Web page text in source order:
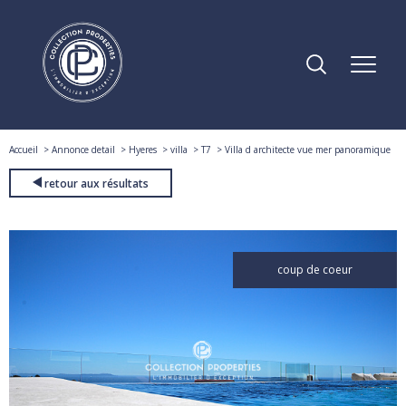
Accueil Annonce detail Hyeres villa T7 Villa d architecte vue mer panoramique
retour aux résultats
coup de coeur